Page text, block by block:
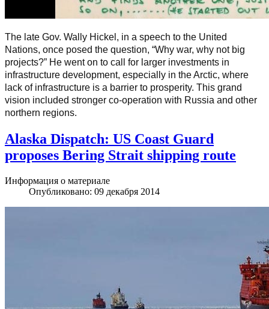
The late Gov. Wally Hickel, in a speech to the United
Nations, once posed the question, “Why war, why not big
projects?” He went on to call for larger investments in
infrastructure development, especially in the Arctic, where
lack of infrastructure is a barrier to prosperity. This grand
vision included stronger co-operation with Russia and other
northern regions.
Alaska Dispatch: US Coast Guard
proposes Bering Strait shipping route
Информация о материале
Опубликовано: 09 декабря 2014